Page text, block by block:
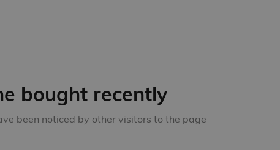
bought recently
been noticed by other visitors to the page